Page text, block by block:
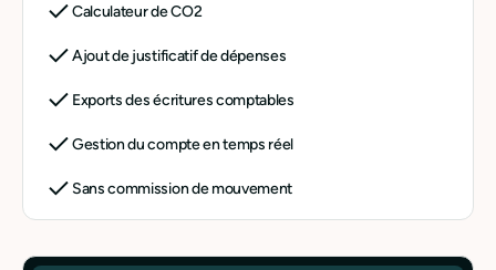
Calculateur de CO2
Ajout de justificatif de dépenses
Exports des écritures comptables
Gestion du compte en temps réel
Sans commission de mouvement